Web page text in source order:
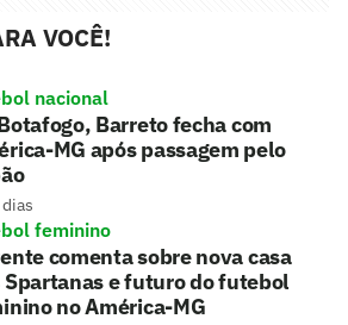
VOCÊ!
nacional
Barreto fecha com
MG após passagem pelo
feminino
comenta sobre nova casa
Spartanas e futuro do futebol
no América-MG